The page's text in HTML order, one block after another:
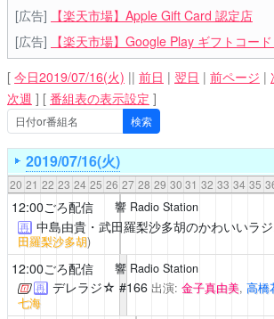
[広告]
【楽天市場】Apple Gift Card 認定店
[広告]
【楽天市場】Google Play ギフトコー
[ 今日2019/07/16(火) || 前日 | 翌日 | 前ページ |
次週 ] [ 番組表の表示設定 ]
2019/07/16(火)
20 21 22 23 24 25 26 27 28 29 30 31 32 33 34 35
12:00ごろ配信 響 Radio Station
再 中島由貴・武田羅梨沙多胡のかわいいラ
田羅梨沙多胡)
12:00ごろ配信 響 Radio Station
再 デレラジ☆ #166 出演: 金子真由美, 高橋
七海